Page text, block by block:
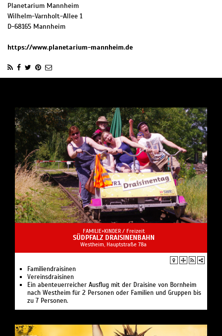
Planetarium Mannheim
Wilhelm-Varnholt-Allee 1
D-68165 Mannheim
https://www.planetarium-mannheim.de
FAMILIE+KINDER / Freizeit
SÜDPFALZ DRAISINENBAHN
Westheim, Hauptstraße 78a
Familiendraisinen
Vereinsdraisinen
Ein abenteuerreicher Ausflug mit der Draisine von Bornheim
nach Westheim für 2 Personen oder Familien und Gruppen bis
zu 7 Personen.